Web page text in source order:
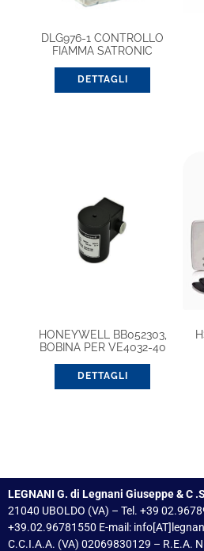
DLG976-1 CONTROLLO
FIAMMA SATRONIC
DETTAGLI
HONEYWELL BB052303,
BOBINA PER VE4032-40
DETTAGLI
LEGNANI G. di Legnani Giuseppe & C
21040 UBOLDO (VA) – Tel. +39
+39.02.96781550 E-mail:
C.C.I.A.A. (VA) 02069830129 – R.E.A.